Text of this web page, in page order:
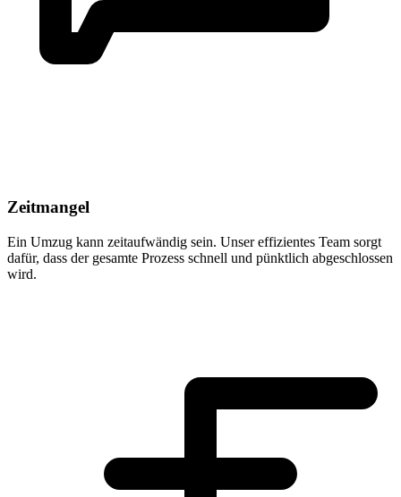
Zeitmangel
Ein Umzug kann zeitaufwändig sein. Unser effizientes Team sorgt
dafür, dass der gesamte Prozess schnell und pünktlich abgeschlossen
wird.